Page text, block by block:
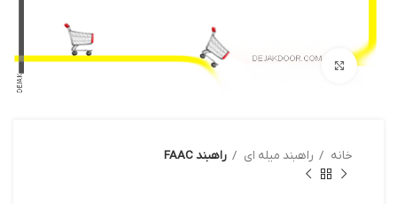
بزرگنمایی تصویر
خانه راهبند میله ای راهبند FAAC